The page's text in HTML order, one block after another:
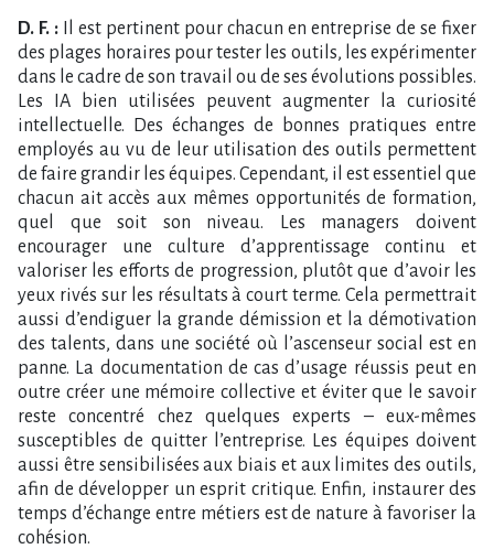
D. F. :
Il est pertinent pour chacun en entreprise de se fixer
des plages horaires pour tester les outils, les expérimenter
dans le cadre de son travail ou de ses évolutions possibles.
Les IA bien utilisées peuvent augmenter la curiosité
intellectuelle. Des échanges de bonnes pratiques entre
employés au vu de leur utilisation des outils permettent
de faire grandir les équipes. Cependant, il est essentiel que
chacun ait accès aux mêmes opportunités de formation,
quel que soit son niveau. Les managers doivent
encourager une culture d’apprentissage continu et
valoriser les efforts de progression, plutôt que d’avoir les
yeux rivés sur les résultats à court terme. Cela permettrait
aussi d’endiguer la grande démission et la démotivation
des talents, dans une société où l’ascenseur social est en
panne. La documentation de cas d’usage réussis peut en
outre créer une mémoire collective et éviter que le savoir
reste concentré chez quelques experts – eux-mêmes
susceptibles de quitter l’entreprise. Les équipes doivent
aussi être sensibilisées aux biais et aux limites des outils,
afin de développer un esprit critique. Enfin, instaurer des
temps d’échange entre métiers est de nature à favoriser la
cohésion.